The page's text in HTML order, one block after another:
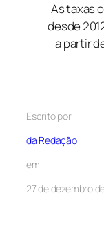
As taxas
desde
a partir
Escrito por
da Redação
em
27 de dezembro